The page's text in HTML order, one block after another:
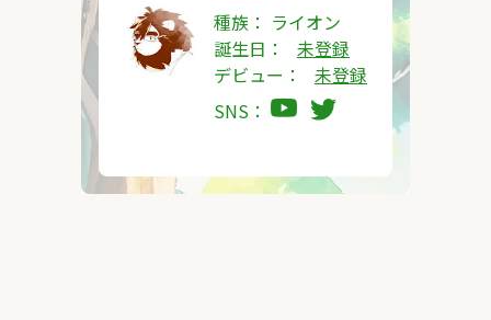
種族： ライオン
誕生日：
未登録
デビュー：
未登録
SNS：